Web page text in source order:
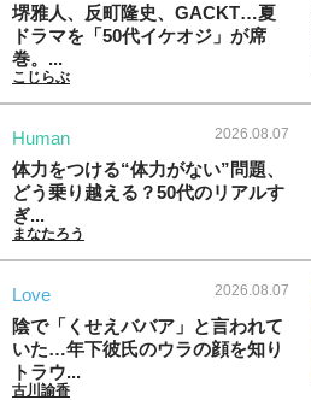
堺雅人、反町隆史、GACKT…夏
ドラマを「50代イケオジ」が席
巻。...
こじらぶ
Human 2026.08.07
体力をつける“体力がない”問題、
どう乗り越える？50代のリアルす
ぎ...
まなたろう
Love 2026.08.07
陰で「くせえババア」と言われて
いた…年下彼氏のウラの顔を知り
トラウ...
古川諭香